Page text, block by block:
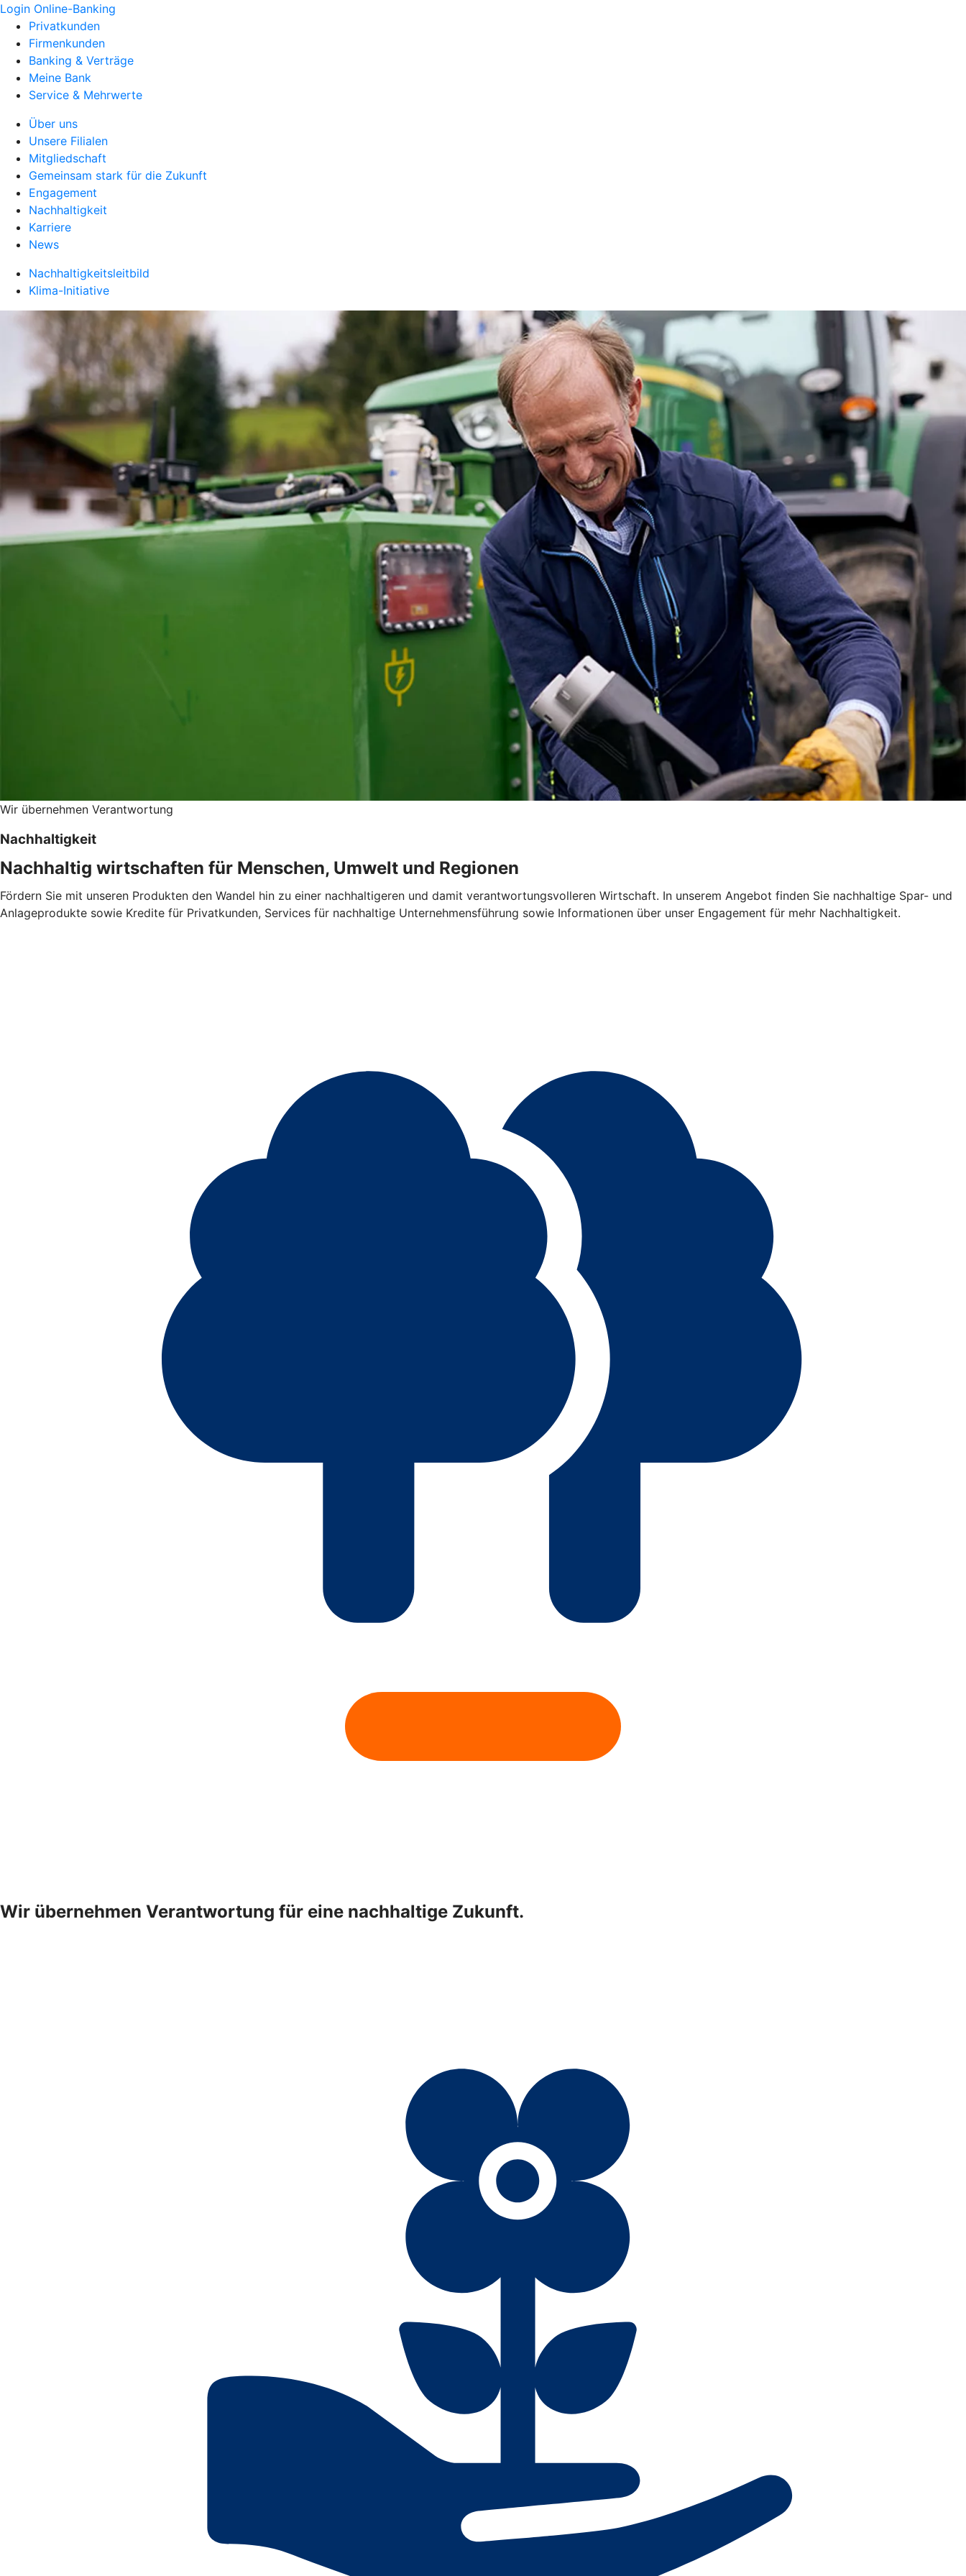
Login Online-Banking
Privatkunden
Firmenkunden
Banking & Verträge
Meine Bank
Service & Mehrwerte
Über uns
Unsere Filialen
Mitgliedschaft
Gemeinsam stark für die Zukunft
Engagement
Nachhaltigkeit
Karriere
News
Nachhaltigkeitsleitbild
Klima-Initiative
Wir übernehmen Verantwortung
Nachhaltigkeit
Nachhaltig wirtschaften für Menschen, Umwelt und Regionen
Fördern Sie mit unseren Produkten den Wandel hin zu einer nachhaltigeren und damit verantwortungsvolleren Wirtschaft. In unserem Angebot finden Sie nachhaltige Spar- und
Anlageprodukte sowie Kredite für Privatkunden, Services für nachhaltige Unternehmensführung sowie Informationen über unser Engagement für mehr Nachhaltigkeit.
Wir übernehmen Verantwortung für eine nachhaltige Zukunft.